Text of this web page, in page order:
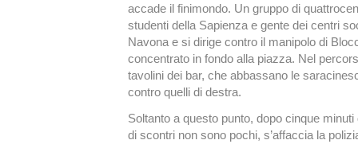
accade il finimondo. Un gruppo di
studenti della Sapienza e gente dei centri
Navona e si dirige contro il manipolo di
concentrato in fondo alla piazza. Nel
tavolini dei bar, che abbassano le
contro quelli di destra.
Soltanto a questo punto, dopo cinque
di scontri non sono pochi, s’affaccia la